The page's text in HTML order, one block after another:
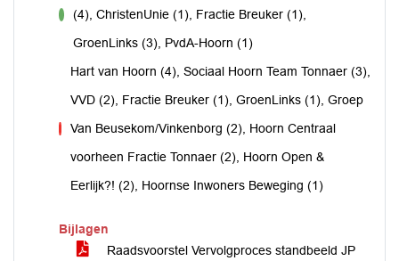
(4), ChristenUnie (1), Fractie Breuker (1),
GroenLinks (3), PvdA-Hoorn (1)
Hart van Hoorn (4), Sociaal Hoorn Team Tonnaer (3),
VVD (2), Fractie Breuker (1), GroenLinks (1), Groep
Van Beusekom/Vinkenborg (2), Hoorn Centraal
voorheen Fractie Tonnaer (2), Hoorn Open &
Eerlijk?! (2), Hoornse Inwoners Beweging (1)
Bijlagen
Raadsvoorstel Vervolgproces standbeeld JP